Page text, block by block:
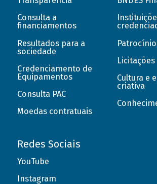
Consulta a
financiamentos
Resultados para a
sociedade
Credenciamento de
Equipamentos
Consulta PAC
Moedas contratuais
Licitações
Cultura e
criativa
Redes Sociais
YouTube
Instagram